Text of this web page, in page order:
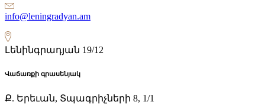
info@leningradyan.am
Լենինգրադյան 19/12
Վաճառքի գրասենյակ
Ք. Երեւան, Տպագրիչների 8, 1/1